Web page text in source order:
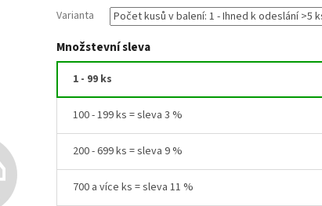
Z
Varianta
Množstevní sleva
1 - 99 ks
100 - 199 ks = sleva 3 %
200 - 699 ks = sleva 9 %
700 a více ks = sleva 11 %